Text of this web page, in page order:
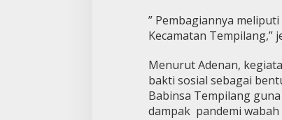
” Pembagiannya
Kecamatan Tempilang,”
Menurut Adenan,
bakti sosial sebagai
Babinsa Tempilang
dampak pandemi wabah